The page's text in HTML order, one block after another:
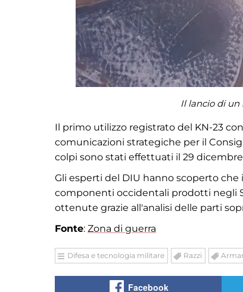
Il lancio di un
Il primo utilizzo registrato del KN-23
comunicazioni strategiche per il
colpi sono stati effettuati il 29 dicembre
Gli esperti del DIU hanno scoperto
componenti occidentali prodotti negli
ottenute grazie all'analisi delle parti
Fonte: Zona di guerra
Difesa e tecnologia militare Razzi
Facebook